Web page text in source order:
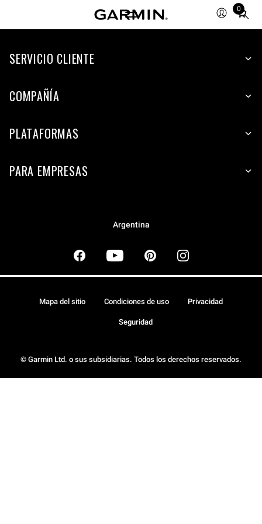
0
Total
items
cart:
SERVICIO CLIENTE
COMPAÑÍA
PLATAFORMAS
PARA EMPRESAS
Argentina
© Garmin Ltd. o sus subsidiarias. Todos los derechos reservados.
Mapa del sitio Condiciones de uso Privacidad
Seguridad